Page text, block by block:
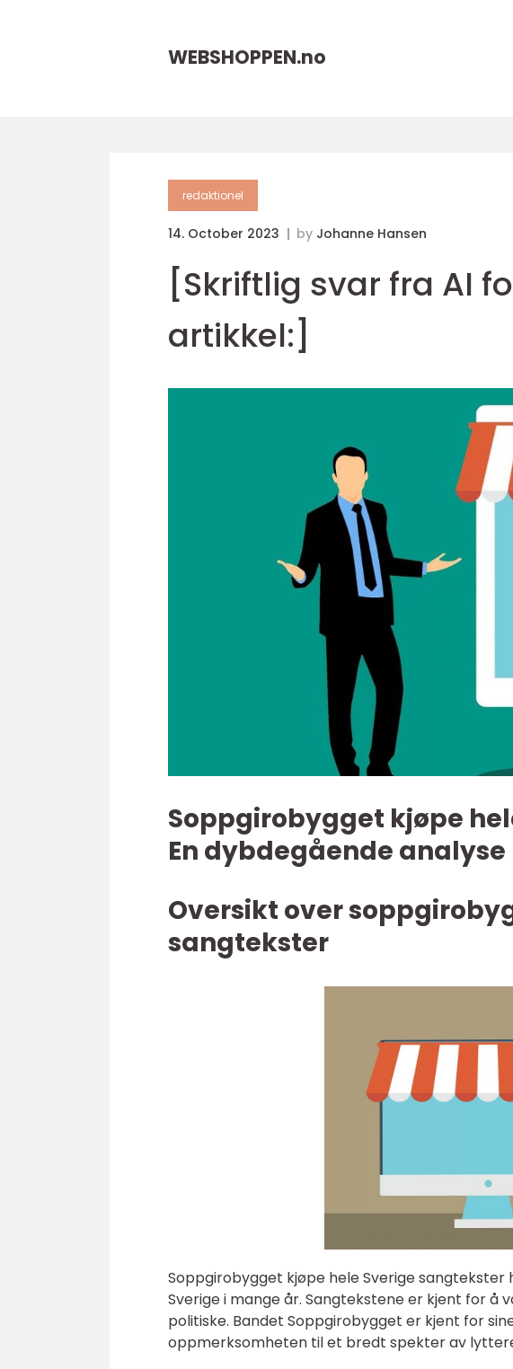
WEBSHOPPEN.no
redaktionel
14. October 2023 by Johanne Hansen
[Skriftlig svar fra AI
artikkel:]
Soppgirobygget kjøpe
En dybdegående analyse
Oversikt over
sangtekster
Soppgirobygget kjøpe hele Sverige
Sverige i mange år. Sangtekstene er kjent for å
politiske. Bandet Soppgirobygget er kjent for
oppmerksomheten til et bredt spekter av